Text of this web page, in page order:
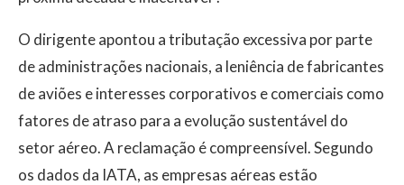
O dirigente apontou a tributação excessiva por parte
de administrações nacionais, a leniência de fabricantes
de aviões e interesses corporativos e comerciais como
fatores de atraso para a evolução sustentável do
setor aéreo. A reclamação é compreensível. Segundo
os dados da IATA, as empresas aéreas estão